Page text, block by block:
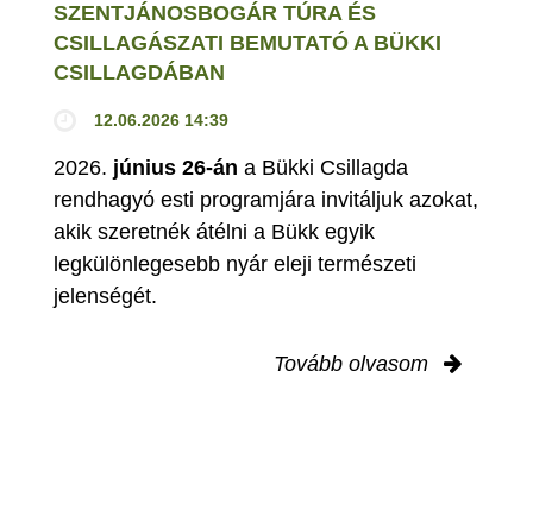
SZENTJÁNOSBOGÁR TÚRA ÉS
CSILLAGÁSZATI BEMUTATÓ A BÜKKI
CSILLAGDÁBAN
12.06.2026 14:39
2026. június 26-án a Bükki Csillagda
rendhagyó esti programjára invitáljuk azokat,
akik szeretnék átélni a Bükk egyik
legkülönlegesebb nyár eleji természeti
jelenségét.
Tovább olvasom